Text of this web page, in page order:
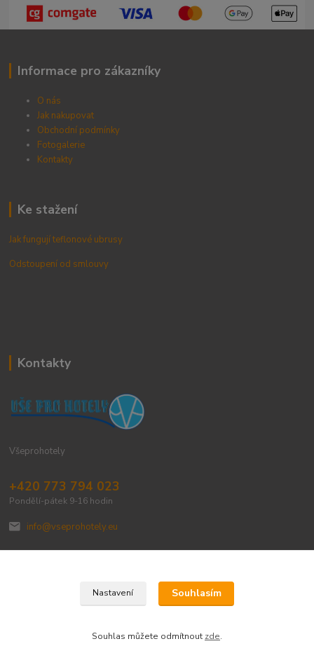
Informace pro zákazníky
O nás
Jak nakupovat
Obchodní podmínky
Fotogalerie
Kontakty
Ke stažení
Jak fungují teflonové ubrusy
Odstoupení od smlouvy
Kontakty
Všeprohotely
+420 773 794 023
Pondělí-pátek 9-16 hodin
info@vseprohotely.eu
Upravit sběr cookies.
Nastavení Souhlasím
Souhlas můžete odmítnout zde.